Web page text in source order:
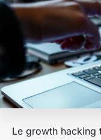
Le growth hacking